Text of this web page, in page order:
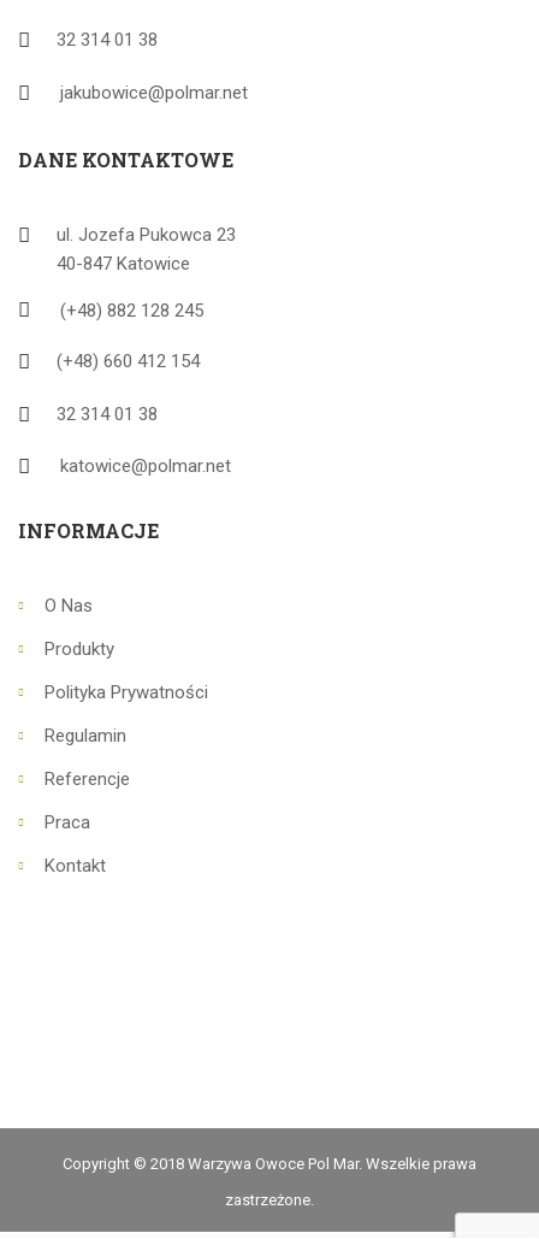
32 314 01 38
jakubowice@polmar.net
DANE KONTAKTOWE
ul. Jozefa Pukowca 23
40-847 Katowice
(+48) 882 128 245
(+48) 660 412 154
32 314 01 38
katowice@polmar.net
INFORMACJE
O Nas
Produkty
Polityka Prywatności
Regulamin
Referencje
Praca
Kontakt
Copyright © 2018 Warzywa Owoce Pol Mar. Wszelkie prawa
zastrzeżone.